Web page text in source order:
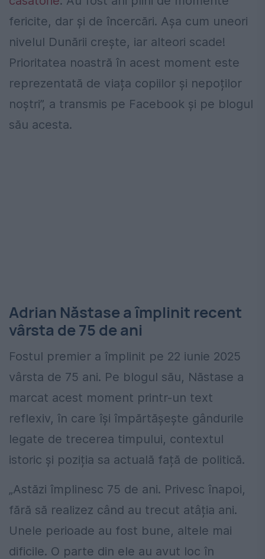
fericite, dar și de încercări. Așa cum uneori
nivelul Dunării crește, iar alteori scade!
Prioritatea noastră în acest moment este
reprezentată de viața copiilor și nepoților
noștri”, a transmis pe Facebook și pe blogul
său acesta.
Adrian Năstase a împlinit recent
vârsta de 75 de ani
Fostul premier a împlinit pe 22 iunie 2025
vârsta de 75 ani. Pe blogul său, Năstase a
marcat acest moment printr-un text
reflexiv, în care își împărtășește gândurile
legate de trecerea timpului, contextul
istoric și poziția sa actuală față de politică.
„Astăzi împlinesc 75 de ani. Privesc înapoi,
fără să realizez când au trecut atâția ani.
Unele perioade au fost bune, altele mai
dificile. O parte din ele au avut loc în